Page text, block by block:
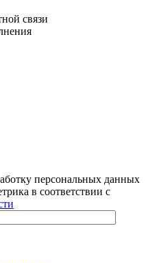
связи
персональных данных
в соответствии с